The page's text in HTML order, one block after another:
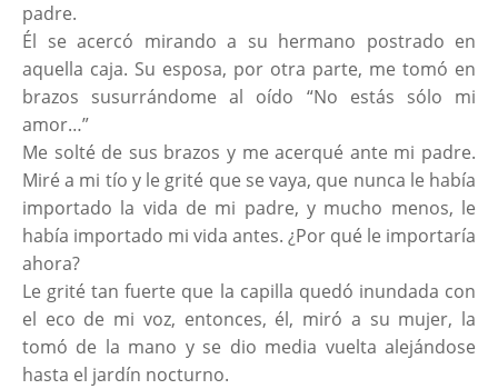
padre.
Él se acercó mirando a su hermano postrado en
aquella caja. Su esposa, por otra parte, me tomó en
brazos susurrándome al oído “No estás sólo mi
amor…”
Me solté de sus brazos y me acerqué ante mi padre.
Miré a mi tío y le grité que se vaya, que nunca le había
importado la vida de mi padre, y mucho menos, le
había importado mi vida antes. ¿Por qué le importaría
ahora?
Le grité tan fuerte que la capilla quedó inundada con
el eco de mi voz, entonces, él, miró a su mujer, la
tomó de la mano y se dio media vuelta alejándose
hasta el jardín nocturno.